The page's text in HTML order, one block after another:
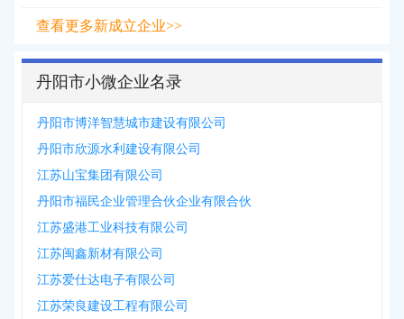
查看更多新成立企业>>
丹阳市小微企业名录
丹阳市博洋智慧城市建设有限公司
丹阳市欣源水利建设有限公司
江苏山宝集团有限公司
丹阳市福民企业管理合伙企业有限合伙
江苏盛港工业科技有限公司
江苏闽鑫新材有限公司
江苏爱仕达电子有限公司
江苏荣良建设工程有限公司